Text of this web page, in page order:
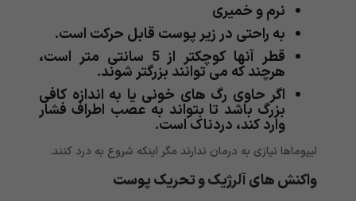
نرم و خمیری
به راحتی در زیر پوست قابل حرکت است.
قطر آنها کوچکتر از 5 سانتی متر است،
هرچند که می توانند بزرگتر شوند.
اگر حاوی رگ های خونی یا به اندازه کافی
بزرگ باشد تا بتواند به عصب اطراف فشار
وارد کند، دردناک است.
لیپوماها نیازی به درمان ندارند مگر اینکه شروع به درد کنند.
واکنش های آلرژیک و تحریک پوست